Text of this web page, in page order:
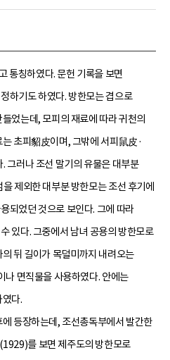
통칭하였다. 문헌 기록을 보면
하기도 하였다. 방한모는 겹으로
었는데, 모피의 재료에 따라 귀천의
초피貂皮이며, 그밖에 서피鼠皮·
그러나 조선 말기의 유물은 대부분
제외한 대부분 방한모는 조선 후기에
되었던 것으로 보인다. 그에 따라
있다. 그중에서 남녀 공용의 방한모로
뒤 길이가 목덜미까지 내려오는
나 면직물을 사용하였다. 안에는
다.
등장하는데, 조선총독부에서 발간한
를 보면 제주도의 방한모로